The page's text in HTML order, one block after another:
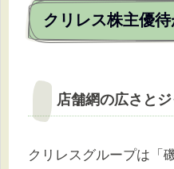
クリレス株主優
店舗網の広さと
クリレスグループは「